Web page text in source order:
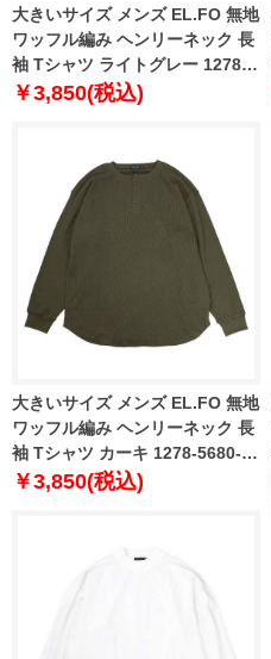
大きいサイズ メンズ EL.FO 無地
ワッフル編み ヘンリーネック 長
袖 Tシャツ ライトグレー 1278-
5680-1 3L 4L 5L 6L
￥3,850(税込)
大きいサイズ メンズ EL.FO 無地
ワッフル編み ヘンリーネック 長
袖 Tシャツ カーキ 1278-5680-3
3L 4L 5L 6L
￥3,850(税込)